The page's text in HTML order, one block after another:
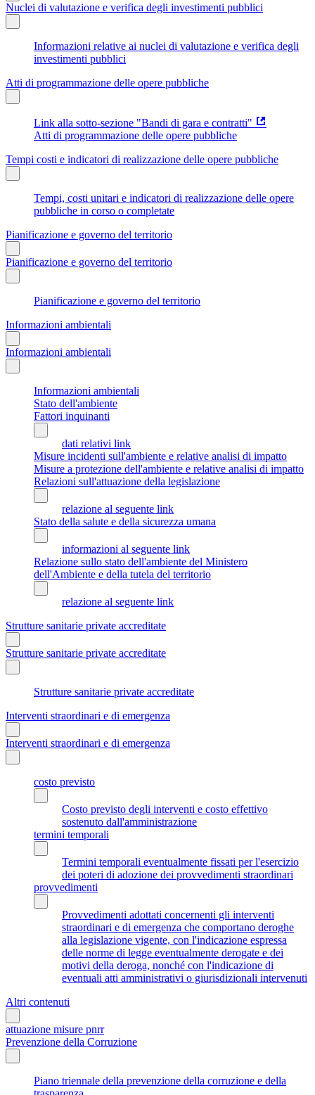
Nuclei di valutazione e verifica degli investimenti pubblici
Informazioni relative ai nuclei di valutazione e verifica degli
investimenti pubblici
Atti di programmazione delle opere pubbliche
Link alla sotto-sezione "Bandi di gara e contratti"
Atti di programmazione delle opere pubbliche
Tempi costi e indicatori di realizzazione delle opere pubbliche
Tempi, costi unitari e indicatori di realizzazione delle opere
pubbliche in corso o completate
Pianificazione e governo del territorio
Pianificazione e governo del territorio
Pianificazione e governo del territorio
Informazioni ambientali
Informazioni ambientali
Informazioni ambientali
Stato dell'ambiente
Fattori inquinanti
dati relativi link
Misure incidenti sull'ambiente e relative analisi di impatto
Misure a protezione dell'ambiente e relative analisi di impatto
Relazioni sull'attuazione della legislazione
relazione al seguente link
Stato della salute e della sicurezza umana
informazioni al seguente link
Relazione sullo stato dell'ambiente del Ministero
dell'Ambiente e della tutela del territorio
relazione al seguente link
Strutture sanitarie private accreditate
Strutture sanitarie private accreditate
Strutture sanitarie private accreditate
Interventi straordinari e di emergenza
Interventi straordinari e di emergenza
costo previsto
Costo previsto degli interventi e costo effettivo
sostenuto dall'amministrazione
termini temporali
Termini temporali eventualmente fissati per l'esercizio
dei poteri di adozione dei provvedimenti straordinari
provvedimenti
Provvedimenti adottati concernenti gli interventi
straordinari e di emergenza che comportano deroghe
alla legislazione vigente, con l'indicazione espressa
delle norme di legge eventualmente derogate e dei
motivi della deroga, nonché con l'indicazione di
eventuali atti amministrativi o giurisdizionali intervenuti
Altri contenuti
attuazione misure pnrr
Prevenzione della Corruzione
Piano triennale della prevenzione della corruzione e della